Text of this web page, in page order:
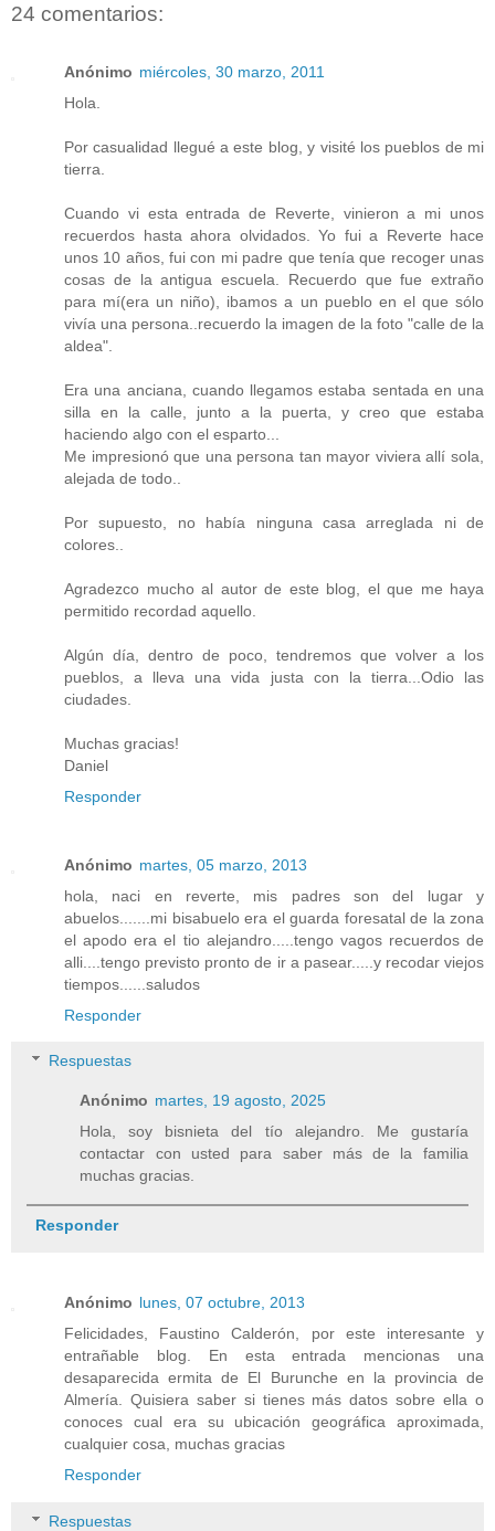
24 comentarios:
Anónimo miércoles, 30 marzo, 2011
Hola.
Por casualidad llegué a este blog, y visité los pueblos de mi
tierra.
Cuando vi esta entrada de Reverte, vinieron a mi unos
recuerdos hasta ahora olvidados. Yo fui a Reverte hace
unos 10 años, fui con mi padre que tenía que recoger unas
cosas de la antigua escuela. Recuerdo que fue extraño
para mí(era un niño), ibamos a un pueblo en el que sólo
vivía una persona..recuerdo la imagen de la foto "calle de la
aldea".
Era una anciana, cuando llegamos estaba sentada en una
silla en la calle, junto a la puerta, y creo que estaba
haciendo algo con el esparto...
Me impresionó que una persona tan mayor viviera allí sola,
alejada de todo..
Por supuesto, no había ninguna casa arreglada ni de
colores..
Agradezco mucho al autor de este blog, el que me haya
permitido recordad aquello.
Algún día, dentro de poco, tendremos que volver a los
pueblos, a lleva una vida justa con la tierra...Odio las
ciudades.
Muchas gracias!
Daniel
Responder
Anónimo martes, 05 marzo, 2013
hola, naci en reverte, mis padres son del lugar y
abuelos.......mi bisabuelo era el guarda foresatal de la zona
el apodo era el tio alejandro.....tengo vagos recuerdos de
alli....tengo previsto pronto de ir a pasear.....y recodar viejos
tiempos......saludos
Responder
Respuestas
Anónimo martes, 19 agosto, 2025
Hola, soy bisnieta del tío alejandro. Me gustaría
contactar con usted para saber más de la familia
muchas gracias.
Responder
Anónimo lunes, 07 octubre, 2013
Felicidades, Faustino Calderón, por este interesante y
entrañable blog. En esta entrada mencionas una
desaparecida ermita de El Burunche en la provincia de
Almería. Quisiera saber si tienes más datos sobre ella o
conoces cual era su ubicación geográfica aproximada,
cualquier cosa, muchas gracias
Responder
Respuestas